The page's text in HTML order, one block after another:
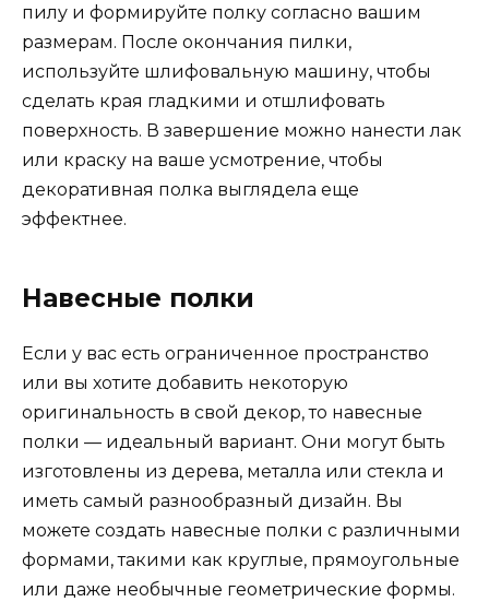
пилу и формируйте полку согласно вашим
размерам. После окончания пилки,
используйте шлифовальную машину, чтобы
сделать края гладкими и отшлифовать
поверхность. В завершение можно нанести лак
или краску на ваше усмотрение, чтобы
декоративная полка выглядела еще
эффектнее.
Навесные полки
Если у вас есть ограниченное пространство
или вы хотите добавить некоторую
оригинальность в свой декор, то навесные
полки — идеальный вариант. Они могут быть
изготовлены из дерева, металла или стекла и
иметь самый разнообразный дизайн. Вы
можете создать навесные полки с различными
формами, такими как круглые, прямоугольные
или даже необычные геометрические формы.